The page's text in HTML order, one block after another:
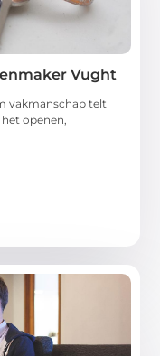
Vught
vakmanschap telt
openen,